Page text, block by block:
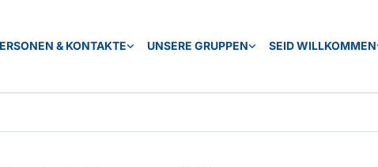
& KONTAKTE UNSERE GRUPPEN SEID WILLKOMMEN